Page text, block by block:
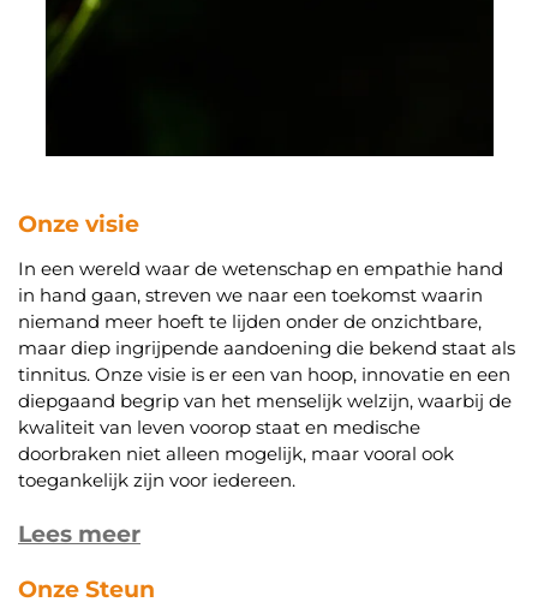
Onze visie
In een wereld waar de wetenschap en empathie hand
in hand gaan, streven we naar een toekomst waarin
niemand meer hoeft te lijden onder de onzichtbare,
maar diep ingrijpende aandoening die bekend staat als
tinnitus. Onze visie is er een van hoop, innovatie en een
diepgaand begrip van het menselijk welzijn, waarbij de
kwaliteit van leven voorop staat en medische
doorbraken niet alleen mogelijk, maar vooral ook
toegankelijk zijn voor iedereen.
Lees meer
Onze Steun